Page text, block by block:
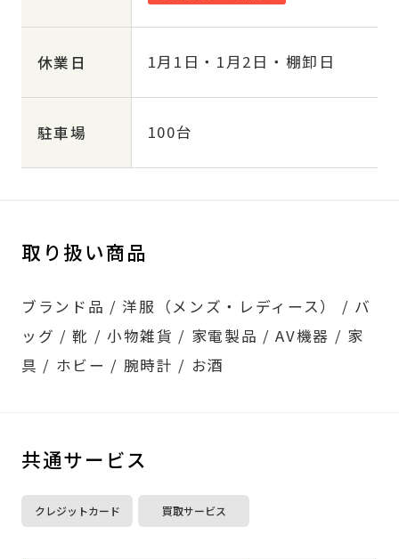
休業日 1月1日・1月2日・棚卸日
駐車場 100台
取り扱い商品
ブランド品 / 洋服（メンズ・レディース） / バ
ッグ / 靴 / 小物雑貨 / 家電製品 / AV機器 / 家
具 / ホビー / 腕時計 / お酒
共通サービス
クレジットカード 買取サービス